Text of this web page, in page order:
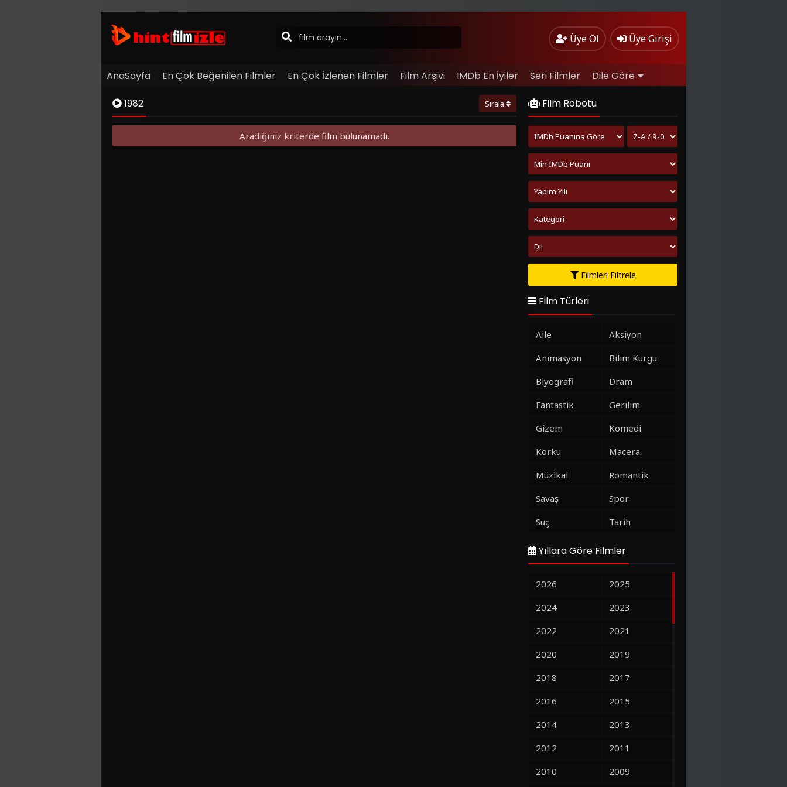
Üye Ol Üye Girişi
AnaSayfa En Çok Beğenilen Filmler En Çok İzlenen Filmler Film Arşivi IMDb En İyiler Seri Filmler Dile Göre
1982 Sırala
Aradığınız kriterde film bulunamadı.
Film Robotu
Filmleri Filtrele
Film Türleri
Aile
Aksiyon
Animasyon
Bilim Kurgu
Biyografi
Dram
Fantastik
Gerilim
Gizem
Komedi
Korku
Macera
Müzikal
Romantik
Savaş
Spor
Suç
Tarih
Yıllara Göre Filmler
2026
2025
2024
2023
2022
2021
2020
2019
2018
2017
2016
2015
2014
2013
2012
2011
2010
2009